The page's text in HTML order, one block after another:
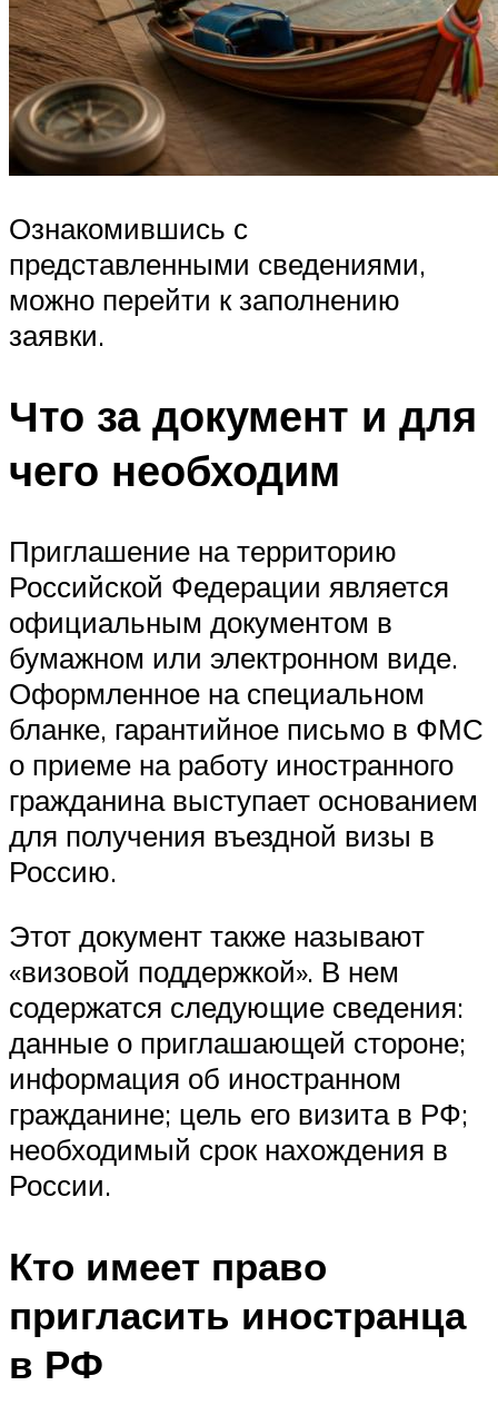
Ознакомившись с
представленными сведениями,
можно перейти к заполнению
заявки.
Что за документ и для
чего необходим
Приглашение на территорию
Российской Федерации является
официальным документом в
бумажном или электронном виде.
Оформленное на специальном
бланке, гарантийное письмо в ФМС
о приеме на работу иностранного
гражданина выступает основанием
для получения въездной визы в
Россию.
Этот документ также называют
«визовой поддержкой». В нем
содержатся следующие сведения:
данные о приглашающей стороне;
информация об иностранном
гражданине; цель его визита в РФ;
необходимый срок нахождения в
России.
Кто имеет право
пригласить иностранца
в РФ